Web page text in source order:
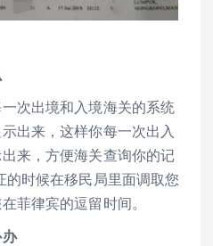
次出境和入境海关的系统
出来，这样你每一次出入
来，方便海关查询你的记
时候在移民局里面调取您
菲律宾的逗留时间。
办